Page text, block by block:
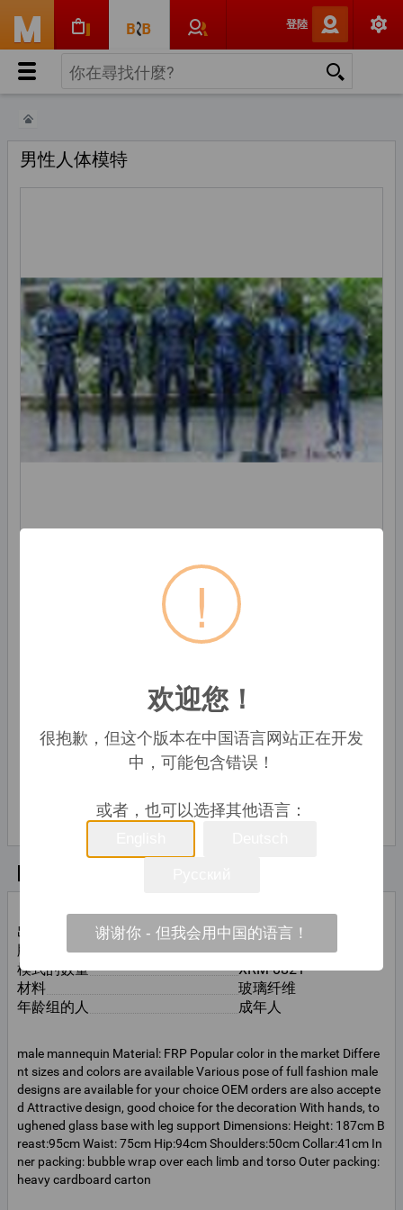
登陸
男性人体模特
86-755-84006878
Zhang
联系人姓名
联系
出生地
Guangdong China
(Mainland)
牌子的名字
Xinran
模式的数量
XRM-0821
材料
玻璃纤维
年龄组的人
成年人
male mannequin Material: FRP Popular color in the market Differe
nt sizes and colors are available Various pose of full fashion male
designs are available for your choice OEM orders are also accepte
d Attractive design, good choice for the decoration With hands, to
ughened glass base with leg support Dimensions: Height: 187cm B
reast:95cm Waist: 75cm Hip:94cm Shoulders:50cm Collar:41cm In
ner packing: bubble wrap over each limb and torso Outer packing:
heavy cardboard carton
!
欢迎您！
很抱歉，但这个版本在中国语言网站正在开发
中，可能包含错误！
或者，也可以选择其他语言：
谢谢你 - 但我会用中国的语言！